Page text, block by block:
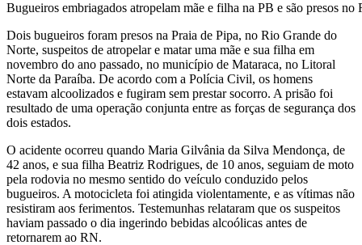
Bugueiros embriagados atropelam mãe e filha na PB e são presos
Dois bugueiros foram presos na Praia de Pipa, no Rio Grande do
Norte, suspeitos de atropelar e matar uma mãe e sua filha em
novembro do ano passado, no município de Mataraca, no Litoral
Norte da Paraíba. De acordo com a Polícia Civil, os homens
estavam alcoolizados e fugiram sem prestar socorro. A prisão foi
resultado de uma operação conjunta entre as forças de segurança dos
dois estados.
O acidente ocorreu quando Maria Gilvânia da Silva Mendonça, de
42 anos, e sua filha Beatriz Rodrigues, de 10 anos, seguiam de moto
pela rodovia no mesmo sentido do veículo conduzido pelos
bugueiros. A motocicleta foi atingida violentamente, e as vítimas não
resistiram aos ferimentos. Testemunhas relataram que os suspeitos
haviam passado o dia ingerindo bebidas alcoólicas antes de
retornarem ao RN.